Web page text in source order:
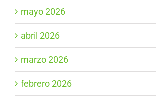
mayo 2026
abril 2026
marzo 2026
febrero 2026